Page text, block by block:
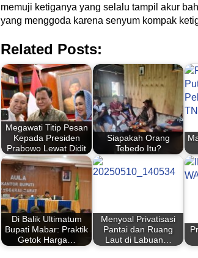
memuji ketiganya yang selalu tampil akur
yang menggoda karena senyum kompak
Related Posts:
Megawati Titip Pesan
Kepada Presiden
Prabowo Lewat Didit
Siapakah Orang
Tebedo Itu?
Di Balik Ultimatum
Bupati Mabar: Praktik
Getok Harga…
Menyoal Privatisasi
Pantai dan Ruang
Laut di Labuan…